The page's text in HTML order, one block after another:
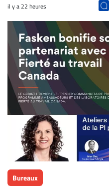
il y a 22 heures
Bureaux